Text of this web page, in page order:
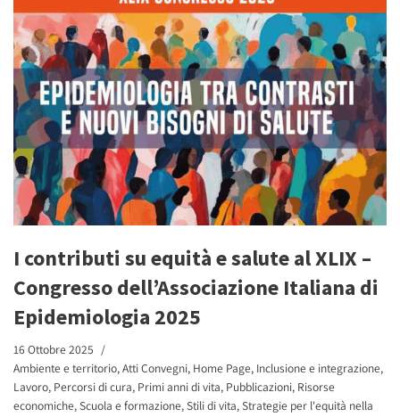
I contributi su equità e salute al XLIX –
Congresso dell’Associazione Italiana di
Epidemiologia 2025
16 Ottobre 2025
Ambiente e territorio,Atti Convegni, Home Page, Inclusione e integrazione,
Lavoro, Percorsi di cura, Primi anni di vita, Pubblicazioni, Risorse
economiche,Scuola e formazione,Stili di vita,Strategie per l'equità nella